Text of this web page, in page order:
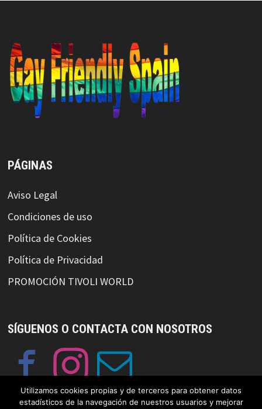
PÁGINAS
Aviso Legal
Condiciones de uso
Política de Cookies
Política de Privacidad
PROMOCIÓN TIVOLI WORLD
SÍGUENOS O CONTACTA CON NOSOTROS
Utilizamos cookies propias y de terceros para obtener datos
estadísticos de la navegación de nuestros usuarios y mejorar